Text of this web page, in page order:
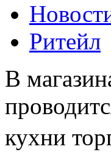
Ритейл
В
кухни